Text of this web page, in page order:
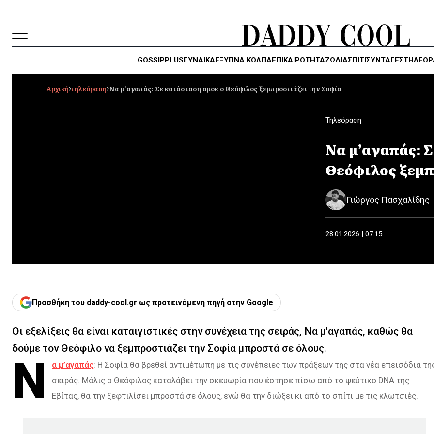
GOSSIPPLUSΓΥΝΑΙΚΑΈΞΥΠΝΑ ΚΌΛΠΑΕΠΙΚΑΙΡΟΤΗΤΑΖΏΔΙΑΣΠΙΤΙΣΥΝΤΑΓΕΣ
Αρχική τηλεόραση Να μ’αγαπάς: Σε κατάσταση αμοκ ο Θεόφιλος ξεμπροστιάζει την Σοφία
Τηλεόραση
Να μ’αγαπάς:
Θεόφιλος
Γιώργος Πασχαλίδης
28.01.2026 | 07:15
Προσθήκη του daddy-cool.gr ως προτεινόμενη πηγή στην Google
Οι εξελίξεις θα είναι καταιγιστικές στην συνέχεια της σειράς, Να μ'αγαπάς, καθώς θα
δούμε τον Θεόφιλο να ξεμπροστιάζει την Σοφία μπροστά σε όλους.
Ν α μ’αγαπάς: Η Σοφία θα βρεθεί αντιμέτωπη με τις συνέπειες των πράξεων της στα νέα επεισόδια
σειράς. Μόλις ο Θεόφιλος καταλάβει την σκευωρία που έστησε πίσω από το ψεύτικο DNA της
Εβίτας, θα την ξεφτιλίσει μπροστά σε όλους, ενώ θα την διώξει κι από το σπίτι με τις κλωτσιές.